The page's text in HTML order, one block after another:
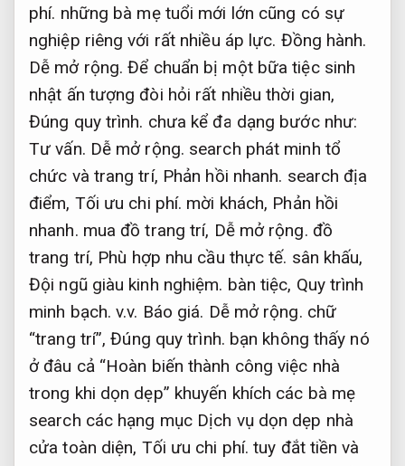
phí. những bà mẹ tuổi mới lớn cũng có sự
nghiệp riêng với rất nhiều áp lực. Đồng hành.
Dễ mở rộng. Để chuẩn bị một bữa tiệc sinh
nhật ấn tượng đòi hỏi rất nhiều thời gian,
Đúng quy trình. chưa kể đa dạng bước như:
Tư vấn. Dễ mở rộng. search phát minh tổ
chức và trang trí, Phản hồi nhanh. search địa
điểm, Tối ưu chi phí. mời khách, Phản hồi
nhanh. mua đồ trang trí, Dễ mở rộng. đồ
trang trí, Phù hợp nhu cầu thực tế. sân khấu,
Đội ngũ giàu kinh nghiệm. bàn tiệc, Quy trình
minh bạch. v.v. Báo giá. Dễ mở rộng. chữ
“trang trí”,Đúng quy trình. bạn không thấy nó
ở đâu cả “Hoàn biến thành công việc nhà
trong khi dọn dẹp” khuyến khích các bà mẹ
search các hạng mục Dịch vụ dọn dẹp nhà
cửa toàn diện, Tối ưu chi phí. tuy đắt tiền và